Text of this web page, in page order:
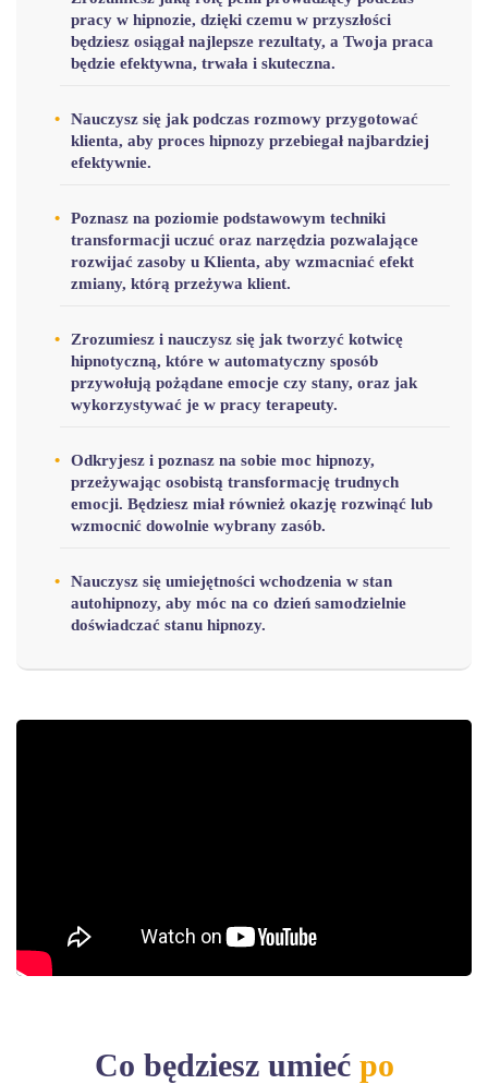
pracy w hipnozie, dzięki czemu w przyszłości
będziesz osiągał najlepsze rezultaty, a Twoja praca
będzie efektywna, trwała i skuteczna.
Nauczysz się jak podczas rozmowy przygotować
klienta, aby proces hipnozy przebiegał najbardziej
efektywnie.
Poznasz na poziomie podstawowym techniki
transformacji uczuć oraz narzędzia pozwalające
rozwijać zasoby u Klienta, aby wzmacniać efekt
zmiany, którą przeżywa klient.
Zrozumiesz i nauczysz się jak tworzyć kotwicę
hipnotyczną, które w automatyczny sposób
przywołują pożądane emocje czy stany, oraz jak
wykorzystywać je w pracy terapeuty.
Odkryjesz i poznasz na sobie moc hipnozy,
przeżywając osobistą transformację trudnych
emocji. Będziesz miał również okazję rozwinąć lub
wzmocnić dowolnie wybrany zasób.
Nauczysz się umiejętności wchodzenia w stan
autohipnozy, aby móc na co dzień samodzielnie
doświadczać stanu hipnozy.
Co będziesz umiećpo